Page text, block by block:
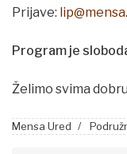
Prijave:
Program je
Želimo svima
Mensa Ured